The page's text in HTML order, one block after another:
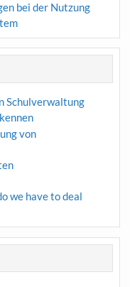
bei der Nutzung
Schulverwaltung
von
we have to deal